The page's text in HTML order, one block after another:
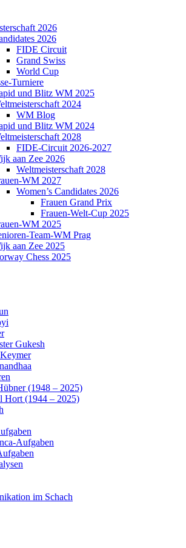
2026
2026
FIDE Circuit
Grand Swiss
World Cup
Turniere
und Blitz WM 2025
2024
WM Blog
und Blitz WM 2024
2028
FIDE-Circuit 2026-2027
aan Zee 2026
Weltmeisterschaft 2028
WM 2027
Women’s Candidates 2026
Frauen Grand Prix
Frauen-Welt-Cup 2025
WM 2025
Team-WM Prag
aan Zee 2025
Chess 2025
Gukesh
(1948 – 2025)
Hort (1944 – 2025)
Aufgaben
im Schach